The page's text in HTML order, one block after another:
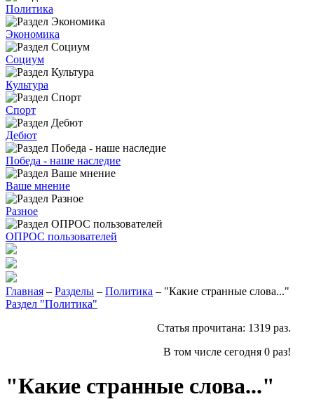
Политика
Экономика
Социум
Культура
Спорт
Дебют
Победа - наше наследие
Ваше мнение
Разное
ОПРОС пользователей
Главная – Разделы – Политика – "Какие странные слова..."
Раздел "Политика"
Статья прочитана: 1319 раз.
В том числе сегодня 0 раз!
"Какие странные слова..."